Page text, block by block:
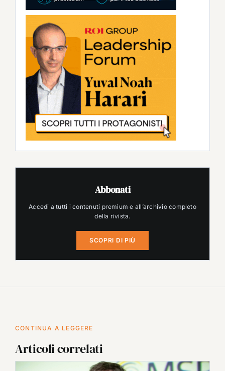
Abbonati
Accedi a tutti i contenuti premium e all’archivio completo
della rivista.
SCOPRI DI PIÙ
CONTINUA A LEGGERE
Articoli correlati